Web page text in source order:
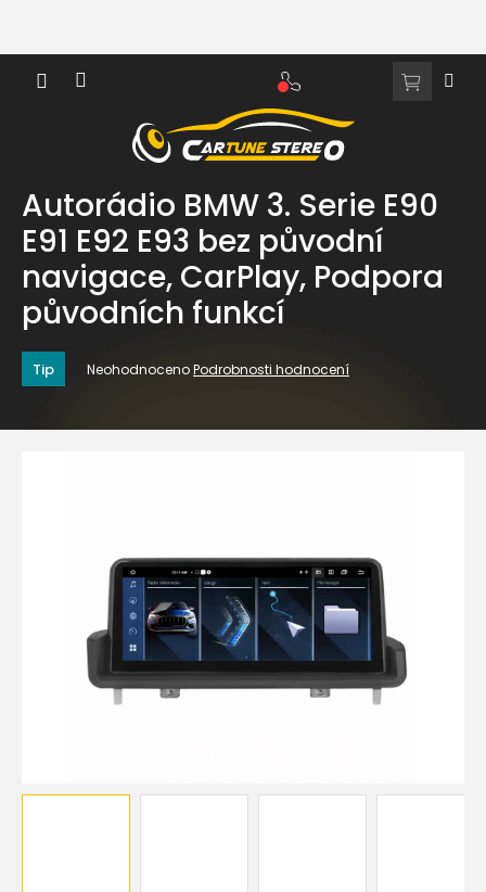
obsah
NÁKUPNÍ
Autorádio BMW 3. Serie E90
E91 E92 E93 bez původní
navigace, CarPlay, Podpora
původních funkcí
Tip
Průměrné
je
NeohodnocenoPodrobnosti hodnocení